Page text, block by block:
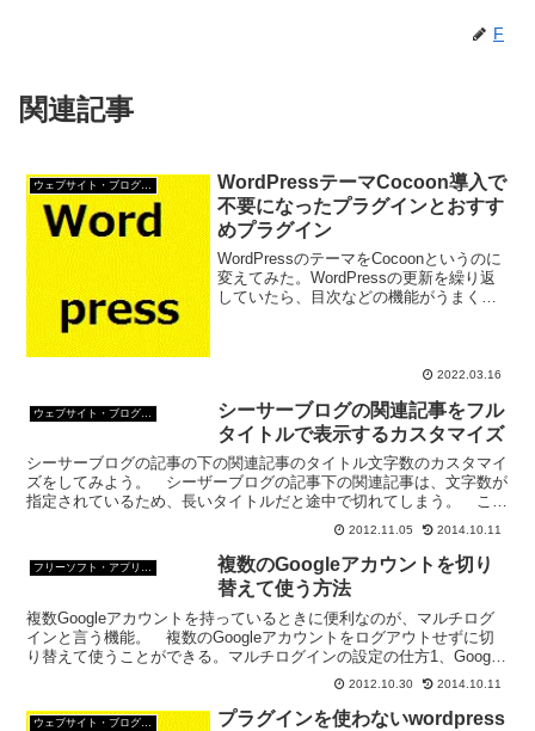
F
関連記事
ウェブサイト・ブログ作成
WordPressテーマCocoon導入で
不要になったプラグインとおすす
めプラグイン
WordPressのテーマをCocoonというのに
変えてみた。WordPressの更新を繰り返
していたら、目次などの機能がうまくい
2022.03.16
ウェブサイト・ブログ作成
シーサーブログの関連記事をフル
タイトルで表示するカスタマイズ
シーサーブログの記事の下の関連記事のタイトル文字数のカスタマイ
ズをしてみよう。 シーザーブログの記事下の関連記事は、文字数が
指定されているため、長いタイトルだと途中で切れてしまう。 こ
の、関連記事のタイトルの文字数をフルタイトル表示する。 ...
2012.11.05 2014.10.11
フリーソフト・アプリ・Webサービス
複数のGoogleアカウントを切り
替えて使う方法
複数Googleアカウントを持っているときに便利なのが、マルチログ
インと言う機能。 複数のGoogleアカウントをログアウトせずに切
り替えて使うことができる。マルチログインの設定の仕方1、Google
にログインし、右上の現在ログインしている... 2012.10.30 2014.10.11
プラグインを使わないwordpress